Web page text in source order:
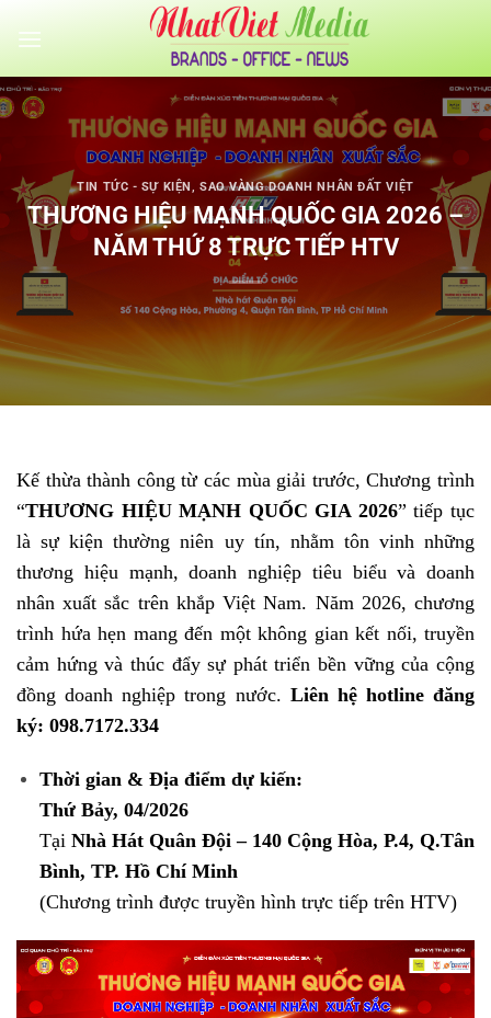
qua
dung
TIN TỨC - SỰ KIỆN , SAO VÀNG DOANH NHÂN ĐẤT VIỆT
THƯƠNG HIỆU MẠNH QUỐC GIA 2026 –
NĂM THỨ 8 TRỰC TIẾP HTV
Kế thừa thành công từ các mùa giải trước, Chương trình
“THƯƠNG HIỆU MẠNH QUỐC GIA 2026” tiếp tục
là sự kiện thường niên uy tín, nhằm tôn vinh những
thương hiệu mạnh, doanh nghiệp tiêu biểu và doanh
nhân xuất sắc trên khắp Việt Nam. Năm 2026, chương
trình hứa hẹn mang đến một không gian kết nối, truyền
cảm hứng và thúc đẩy sự phát triển bền vững của cộng
đồng doanh nghiệp trong nước. Liên hệ hotline đăng
ký: 098.7172.334
Thời gian & Địa điểm dự kiến:
Thứ Bảy, 04/2026
Tại Nhà Hát Quân Đội – 140 Cộng Hòa, P.4, Q.Tân
Bình, TP. Hồ Chí Minh
(Chương trình được truyền hình trực tiếp trên HTV)